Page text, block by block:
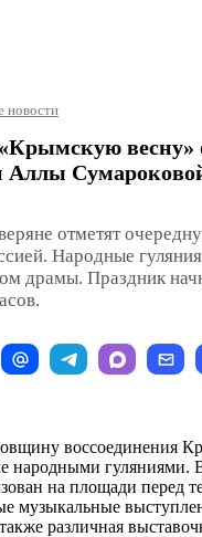
новости
весну»
Аллы
отметят
Народные
драмы. Праздник
воссоединения
народными гуляниями.
на площади перед
музыкальные
различная